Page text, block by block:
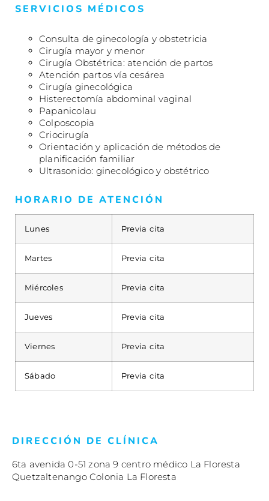
SERVICIOS MÉDICOS
Consulta de ginecología y obstetricia
Cirugía mayor y menor
Cirugía Obstétrica: atención de partos
Atención partos vía cesárea
Cirugía ginecológica
Histerectomía abdominal vaginal
Papanicolau
Colposcopia
Criocirugía
Orientación y aplicación de métodos de
planificación familiar
Ultrasonido: ginecológico y obstétrico
HORARIO DE ATENCIÓN
Lunes Previa cita
Martes Previa cita
Miércoles Previa cita
Jueves Previa cita
Viernes Previa cita
Sábado Previa cita
DIRECCIÓN DE CLÍNICA
6ta avenida 0-51 zona 9 centro médico La Floresta
Quetzaltenango Colonia La Floresta